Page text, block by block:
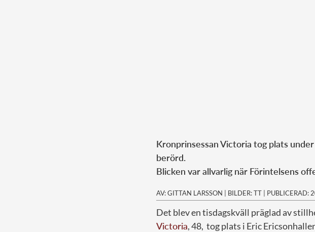
Kronprinsessan Victoria tog plats
berörd.
Blicken var allvarlig när Förintelsens
AV: GITTAN LARSSON | BILDER: TT | PUBLICERAD:
Det blev en tisdagskväll präglad av
Victoria, 48, tog plats i Eric